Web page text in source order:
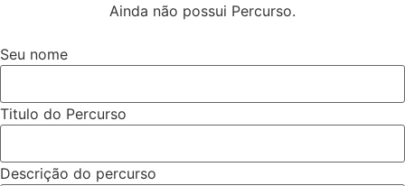
Ainda não possui Percurso.
Seu nome
Titulo do Percurso
Descrição do percurso